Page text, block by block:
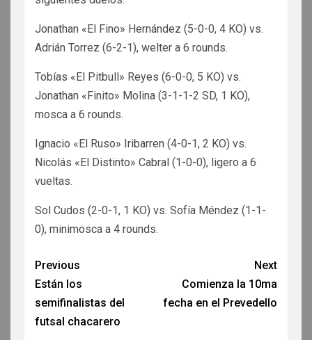
Jonathan «El Fino» Hernández (5-0-0, 4 KO) vs.
Adrián Torrez (6-2-1), welter a 6 rounds.
Tobías «El Pitbull» Reyes (6-0-0, 5 KO) vs.
Jonathan «Finito» Molina (3-1-1-2 SD, 1 KO),
mosca a 6 rounds.
Ignacio «El Ruso» Iribarren (4-0-1, 2 KO) vs.
Nicolás «El Distinto» Cabral (1-0-0), ligero a 6
vueltas.
Sol Cudos (2-0-1, 1 KO) vs. Sofía Méndez (1-1-
0), minimosca a 4 rounds.
Previous
Están los
semifinalistas del
futsal chacarero
Next
Comienza la 10ma
fecha en el Prevedello